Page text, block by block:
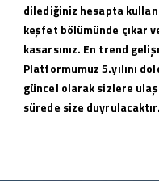
dilediğiniz hesapta
keşfet bölümünde çıkar
kasarsınız. En trend
Platformumuz 5.yılını
güncel olarak sizlere
sürede size duyrulacaktır.